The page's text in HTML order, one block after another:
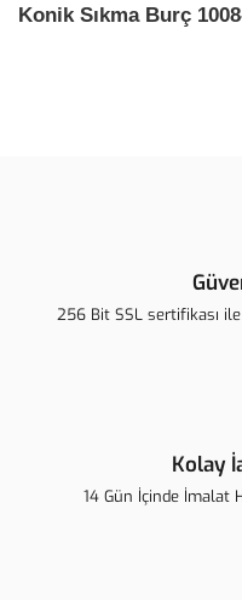
Konik Sıkma Burç
Ürün açıklamasında eksik
256 Bit SSL sertifikası
Kolay
14 Gün İçinde İmalat